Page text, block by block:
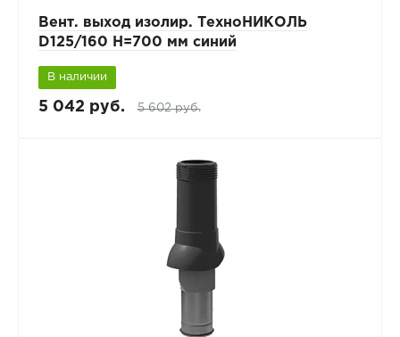
Вент. выход изолир. ТехноНИКОЛЬ
D125/160 H=700 мм синий
В наличии
5 042 руб. 5 602 руб.